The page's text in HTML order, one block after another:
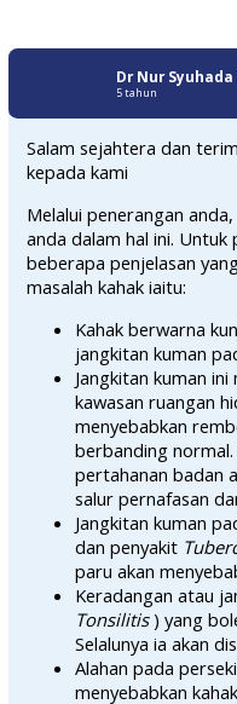
Dr Nur
5 tahun
Salam sejahtera dan
kepada kami
Melalui penerangan
anda dalam hal ini.
beberapa penjelasan
masalah kahak iaitu:
Kahak berwarna
jangkitan kuman
Jangkitan kuman
kawasan ruangan
menyebabkan
berbanding
pertahanan badan
salur pernafasan
Jangkitan kuman
dan penyakit
paru akan
Keradangan atau
Tonsilitis) yang
Selalunya ia akan
Alahan pada
menyebabkan